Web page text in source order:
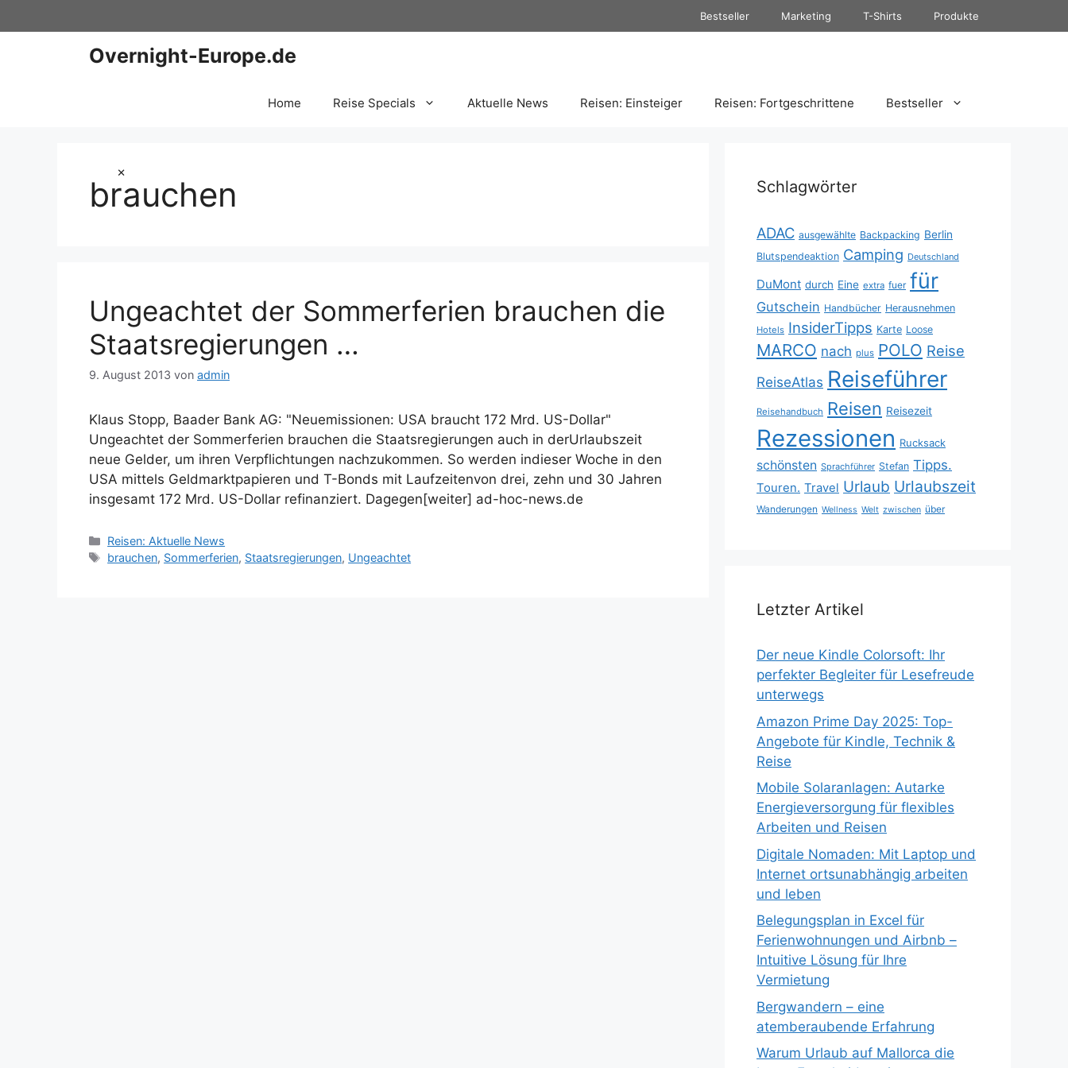
×
Inhalt
Bestseller Marketing T-Shirts Produkte
Overnight-Europe.de
Home Reise Specials Aktuelle News Reisen: Einsteiger Reisen: Fortgeschrittene Bestseller
brauchen
Ungeachtet der Sommerferien brauchen die
Staatsregierungen …
9. August 2013 von admin
Klaus Stopp, Baader Bank AG: "Neuemissionen: USA braucht 172 Mrd. US-Dollar"
Ungeachtet der Sommerferien brauchen die Staatsregierungen auch in derUrlaubszeit
neue Gelder, um ihren Verpflichtungen nachzukommen. So werden indieser Woche in den
USA mittels Geldmarktpapieren und T-Bonds mit Laufzeitenvon drei, zehn und 30 Jahren
insgesamt 172 Mrd. US-Dollar refinanziert. Dagegen[weiter] ad-hoc-news.de
Kategorien
Reisen: Aktuelle News
Schlagwörter
brauchen, Sommerferien, Staatsregierungen, Ungeachtet
Schlagwörter
ADAC ausgewählte Backpacking Berlin
Blutspendeaktion Camping Deutschland
DuMont durch Eine extra fuer für
Gutschein Handbücher Herausnehmen
Hotels InsiderTipps Karte Loose
MARCO nach plus POLO Reise
ReiseAtlas Reiseführer
Reisehandbuch Reisen Reisezeit
Rezessionen Rucksack
schönsten Sprachführer Stefan Tipps.
Touren. Travel Urlaub Urlaubszeit
Wanderungen Wellness Welt zwischen über
Letzter Artikel
Der neue Kindle Colorsoft: Ihr
perfekter Begleiter für Lesefreude
unterwegs
Amazon Prime Day 2025: Top-
Angebote für Kindle, Technik &
Reise
Mobile Solaranlagen: Autarke
Energieversorgung für flexibles
Arbeiten und Reisen
Digitale Nomaden: Mit Laptop und
Internet ortsunabhängig arbeiten
und leben
Belegungsplan in Excel für
Ferienwohnungen und Airbnb –
Intuitive Lösung für Ihre
Vermietung
Bergwandern – eine
atemberaubende Erfahrung
Warum Urlaub auf Mallorca die